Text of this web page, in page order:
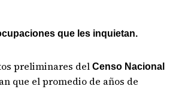
que les inquietan.
preliminares del Censo Nacional
que el promedio de años de